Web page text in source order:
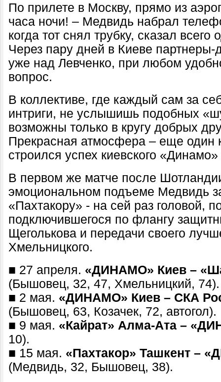
По прилете в Москву, прямо из
часа ночи! – Медвидь набрал
когда тот снял трубку, сказал
Через пару дней в Киеве
уже над Левченко, при любом
вопрос.
В коллективе, где каждый сам за
интриги, не услышишь подобных
возможны только в кругу добрых
Прекрасная атмосфера – еще один
строился успех киевского
В первом же матче после
эмоциональном подъеме Медвидь
«Пахтакору» - на сей раз головой,
подключившегося по флангу
Щеголькова и передачи своего
Хмельницкого.
■ 27 апреля. «ДИНАМО» Киев –
(Бышовец, 32, 47, Хмельницкий,
■ 2 мая. «ДИНАМО» Киев – СКА
(Бышовец, 63, Козачек, 72, автогол).
■ 9 мая. «Кайрат» Алма-Ата –
10).
■ 15 мая. «Пахтакор» Ташкент –
(Медвидь, 32, Бышовец, 38).